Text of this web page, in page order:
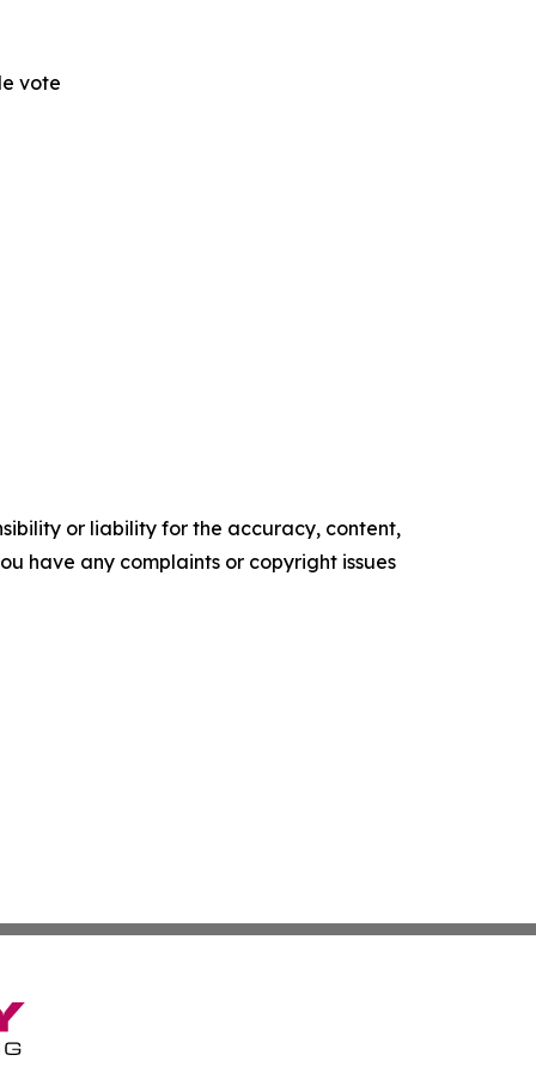
vote
or liability for the accuracy, content,
have any complaints or copyright issues